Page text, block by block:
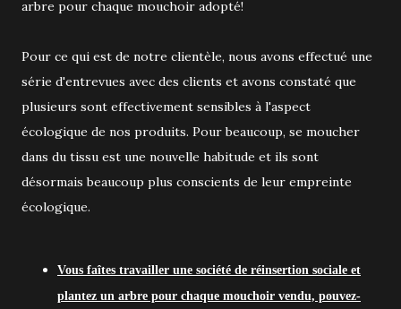
arbre pour chaque mouchoir adopté!
Pour ce qui est de notre clientèle, nous avons effectué une
série d'entrevues avec des clients et avons constaté que
plusieurs sont effectivement sensibles à l'aspect
écologique de nos produits. Pour beaucoup, se moucher
dans du tissu est une nouvelle habitude et ils sont
désormais beaucoup plus conscients de leur empreinte
écologique.
Vous faîtes travailler une société de réinsertion sociale et
plantez un arbre pour chaque mouchoir vendu, pouvez-